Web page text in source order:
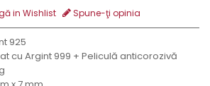
in Wishlist Spune-ţi opinia
925
cu Argint 999 + Peliculă anticorozivă